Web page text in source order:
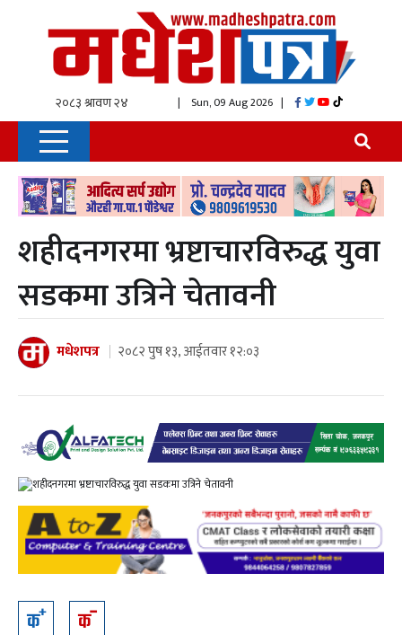
| Sun, 09 Aug 2026 |
शहीदनगरमा भ्रष्टाचारविरुद्ध युवा
सडकमा उत्रिने चेतावनी
मधेशपत्र २०८२ पुष १३, आईतवार १२:०३